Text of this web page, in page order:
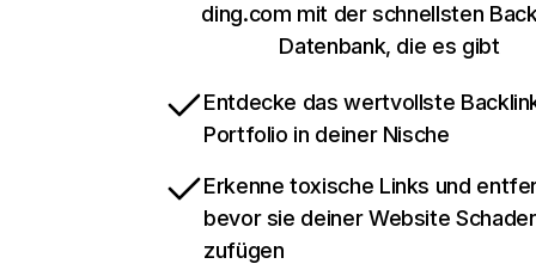
ding.com mit der schnellsten
Datenbank, die es gibt
Entdecke das wertvollste
Portfolio in deiner Nische
Erkenne toxische Links und
bevor sie deiner Website
zufügen